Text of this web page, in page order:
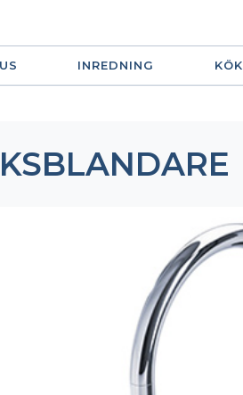
INREDNING KÖK